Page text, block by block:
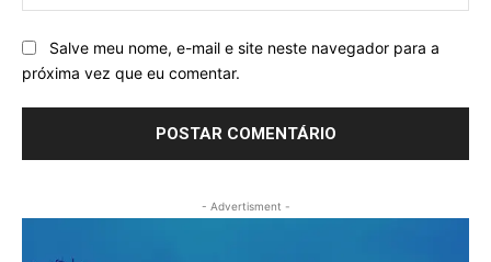
Salve meu nome, e-mail e site neste navegador para a
próxima vez que eu comentar.
- Advertisment -